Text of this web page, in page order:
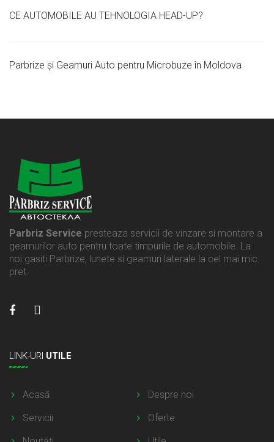
CE AUTOMOBILE AU TEHNOLOGIA HEAD-UP?
Parbrize și Geamuri Auto pentru Microbuze în Moldova
Parbriz Service presteaza servicii de vinzare si montare a
geamurilor auto pentru toate timpurile de automobile. La
noi gasiti Parbrize, lunete si geamuri laterale la cel mai mic
pret.
LINK-URI UTILE
Acasă
Despre noi
Servicii
Oferte